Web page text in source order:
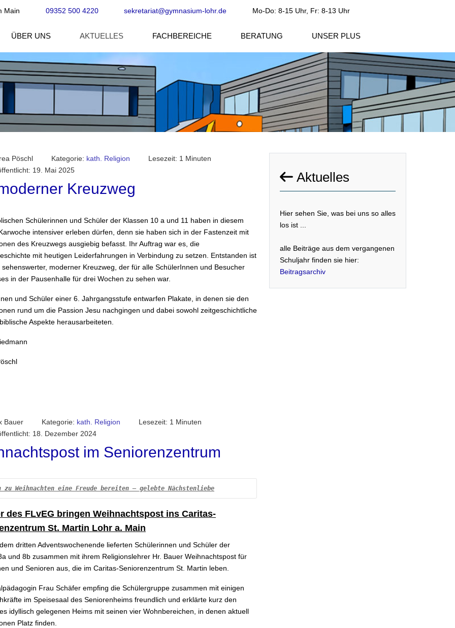
Main 09352 500 4220 sekretariat@gymnasium-lohr.de Mo-Do: 8-15 Uhr, Fr: 8-13 Uhr
ÜBER UNS AKTUELLES FACHBEREICHE BERATUNG UNSER PLUS
Pöschl Kategorie: kath. Religion
Lesezeit: 1 Minuten
19. Mai 2025
Kreuzweg
Schülerinnen und Schüler der Klassen 10 a und 11 haben in diesem
intensiver erleben dürfen, denn sie haben sich in der Fastenzeit mit
des Kreuzwegs ausgiebig befasst. Ihr Auftrag war es, die
mit heutigen Leiderfahrungen in Verbindung zu setzen. Entstanden ist
sehenswerter, moderner Kreuzweg, der für alle SchülerInnen und Besucher
in der Pausenhalle für drei Wochen zu sehen war.
und Schüler einer 6. Jahrgangsstufe entwarfen Plakate, in denen sie den
rund um die Passion Jesu nachgingen und dabei sowohl zeitgeschichtliche
Aspekte herausarbeiteten.
Bauer Kategorie: kath. Religion
Lesezeit: 1 Minuten
18. Dezember 2024
im Seniorenzentrum
zu Weihnachten eine Freude bereiten – gelebte Nächstenliebe
des FLvEG bringen Weihnachtspost ins Caritas-
St. Martin Lohr a. Main
dritten Adventswochenende lieferten Schülerinnen und Schüler der
und 8b zusammen mit ihrem Religionslehrer Hr. Bauer Weihnachtspost für
und Senioren aus, die im Caritas-Seniorenzentrum St. Martin leben.
Frau Schäfer empfing die Schülergruppe zusammen mit einigen
im Speisesaal des Seniorenheims freundlich und erklärte kurz den
idyllisch gelegenen Heims mit seinen vier Wohnbereichen, in denen aktuell
Platz finden.
Aktuelles
Hier sehen Sie, was bei uns so alles
los ist ...
alle Beiträge aus dem vergangenen
Schuljahr finden sie hier:
Beitragsarchiv